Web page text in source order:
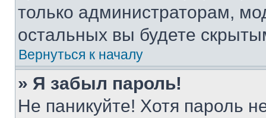
только администраторам,
остальных вы будете
Вернуться к началу
» Я забыл пароль!
Не паникуйте! Хотя пароль